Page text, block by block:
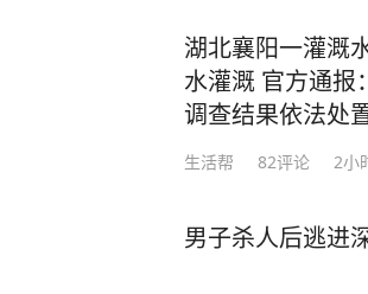
湖北襄阳一灌溉
水灌溉 官方通报
调查结果依法处
生活帮 82评论 2小
男子杀人后逃进